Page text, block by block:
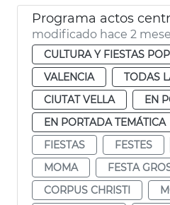
modificado hace 2
CULTURA Y FIESTAS
VALENCIA
TODAS
CIUTAT VELLA
EN
EN PORTADA TEMÁTICA
FIESTAS
FESTES
MOMA
FESTA
CORPUS CHRISTI